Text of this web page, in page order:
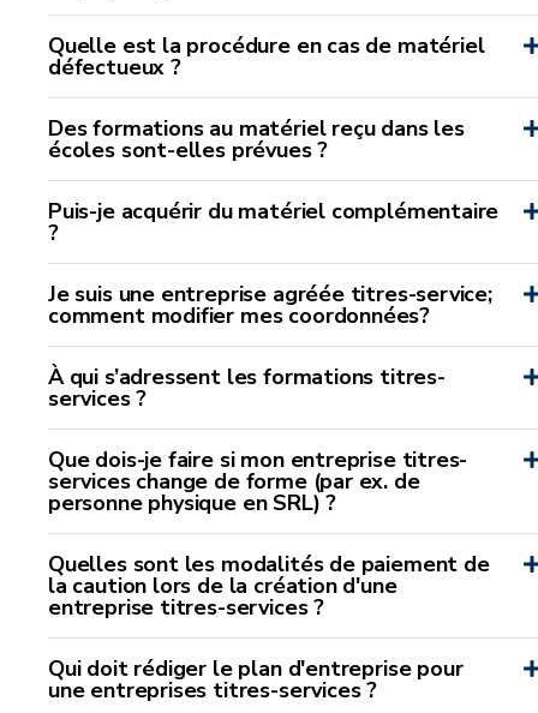
Quelle est la procédure en cas de matériel
défectueux ?
Des formations au matériel reçu dans les
écoles sont-elles prévues ?
Puis-je acquérir du matériel complémentaire
?
Je suis une entreprise agréée titres-service;
comment modifier mes coordonnées?
À qui s’adressent les formations titres-
services ?
Que dois-je faire si mon entreprise titres-
services change de forme (par ex. de
personne physique en SRL) ?
Quelles sont les modalités de paiement de
la caution lors de la création d'une
entreprise titres-services ?
Qui doit rédiger le plan d'entreprise pour
une entreprises titres-services ?